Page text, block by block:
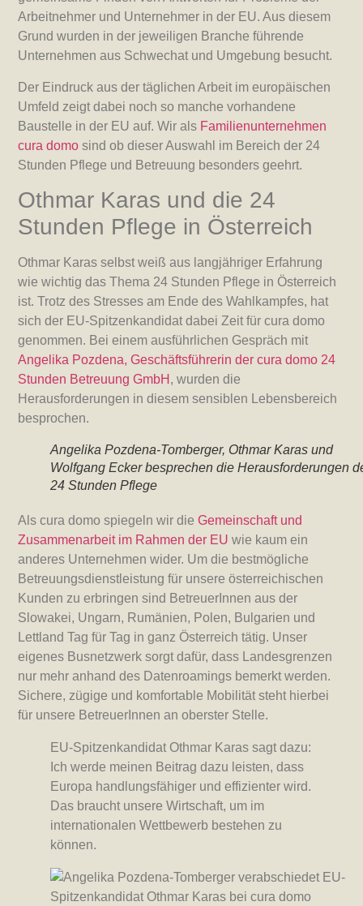
Arbeitnehmer und Unternehmer in der EU. Aus diesem
Grund wurden in der jeweiligen Branche führende
Unternehmen aus Schwechat und Umgebung besucht.
Der Eindruck aus der täglichen Arbeit im europäischen
Umfeld zeigt dabei noch so manche vorhandene
Baustelle in der EU auf. Wir als Familienunternehmen
cura domo sind ob dieser Auswahl im Bereich der 24
Stunden Pflege und Betreuung besonders geehrt.
Othmar Karas und die 24
Stunden Pflege in Österreich
Othmar Karas selbst weiß aus langjähriger Erfahrung
wie wichtig das Thema 24 Stunden Pflege in Österreich
ist. Trotz des Stresses am Ende des Wahlkampfes, hat
sich der EU-Spitzenkandidat dabei Zeit für cura domo
genommen. Bei einem ausführlichen Gespräch mit
Angelika Pozdena, Geschäftsführerin der cura domo 24
Stunden Betreuung GmbH , wurden die
Herausforderungen in diesem sensiblen Lebensbereich
besprochen.
Angelika Pozdena-Tomberger, Othmar Karas und
Wolfgang Ecker besprechen die Herausforderungen
24 Stunden Pflege
Als cura domo spiegeln wir dieGemeinschaft und
Zusammenarbeit im Rahmen der EU wie kaum ein
anderes Unternehmen wider. Um die bestmögliche
Betreuungsdienstleistung für unsere österreichischen
Kunden zu erbringen sind BetreuerInnen aus der
Slowakei, Ungarn, Rumänien, Polen, Bulgarien und
Lettland Tag für Tag in ganz Österreich tätig. Unser
eigenes Busnetzwerk sorgt dafür, dass Landesgrenzen
nur mehr anhand des Datenroamings bemerkt werden.
Sichere, zügige und komfortable Mobilität steht hierbei
für unsere BetreuerInnen an oberster Stelle.
EU-Spitzenkandidat Othmar Karas sagt dazu:
Ich werde meinen Beitrag dazu leisten, dass
Europa handlungsfähiger und effizienter wird.
Das braucht unsere Wirtschaft, um im
internationalen Wettbewerb bestehen zu
können.